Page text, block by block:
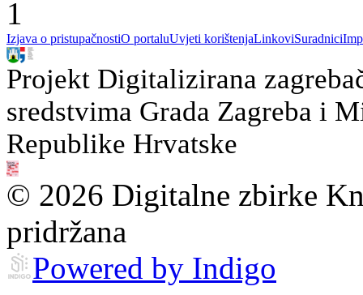
1
Izjava o pristupačnostiO portaluUvjeti korištenjaLinkoviSuradnici
Projekt Digitalizirana
sredstvima Grada Zagreba i
Republike Hrvatske
© 2026 Digitalne zbirke
pridržana
Powered by Indigo